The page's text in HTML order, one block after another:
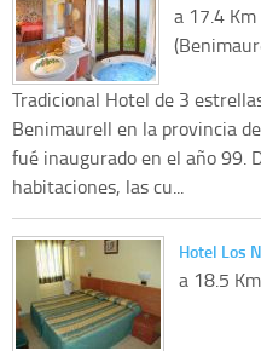
a 17.4 Km
Tradicional Hotel de 3
Benimaurell en la provincia
fué inaugurado en el año 99.
habitaciones, las cu...
Hotel Los
a 18.5